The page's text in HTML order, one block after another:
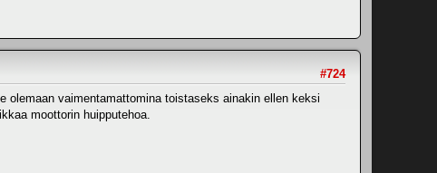
#724
vaimentamattomina toistaseks ainakin ellen keksi
moottorin huipputehoa.